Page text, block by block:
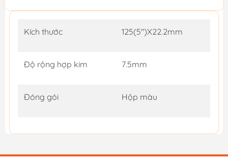
Kích thước 125(5")X22.2mm
Độ rộng hợp kim 7.5mm
Đóng gói Hộp màu